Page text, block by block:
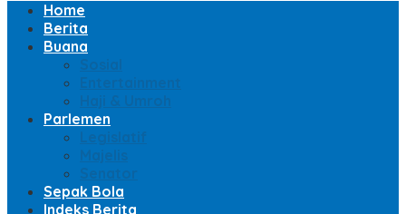
Home
Berita
Buana
Sosial
Entertainment
Haji & Umroh
Parlemen
Legislatif
Majelis
Senator
Sepak Bola
Indeks Berita